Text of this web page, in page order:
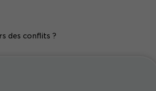
des conflits ?